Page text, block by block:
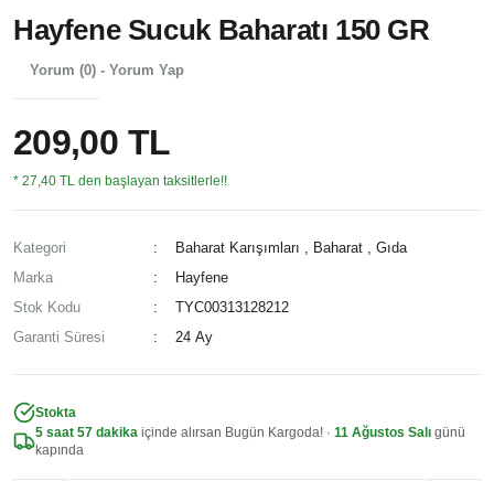
Hayfene Sucuk Baharatı 150 GR
Yorum (0) - Yorum Yap
209,00 TL
* 27,40 TL den başlayan taksitlerle!!
Kategori Baharat Karışımları Baharat ,Gıda
Marka
Hayfene
Stok Kodu
TYC00313128212
Garanti Süresi
24 Ay
Stokta
5 saat 57 dakika içinde alırsan Bugün Kargoda! · 11 Ağustos Salı günü
kapında